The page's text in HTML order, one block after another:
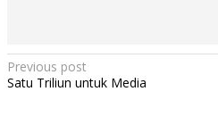
P
o
Previous post
Satu Triliun untuk Media